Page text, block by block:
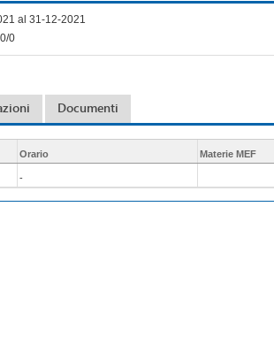
al 31-12-2021
0/0
Documenti
Orario Materie MEF
-